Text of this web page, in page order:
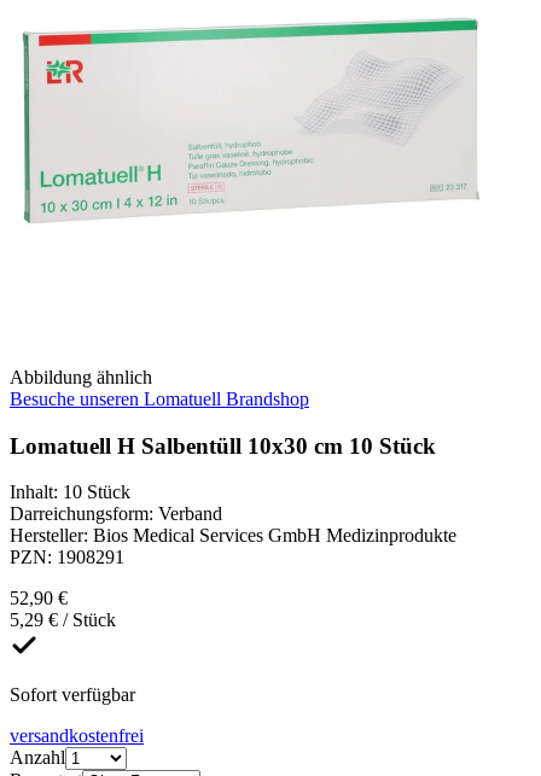
Abbildung ähnlich
Besuche unseren Lomatuell Brandshop
Lomatuell H Salbentüll 10x30 cm 10 Stück
Inhalt: 10 Stück
Darreichungsform: Verband
Hersteller: Bios Medical Services GmbH Medizinprodukte
PZN: 1908291
52,90 €
5,29 € / Stück
Sofort verfügbar
versandkostenfrei
Anzahl